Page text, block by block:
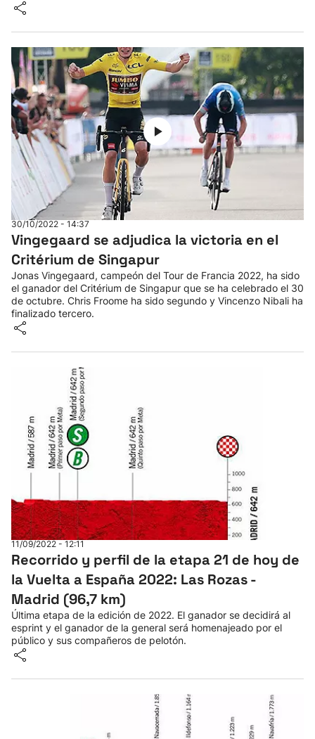
30/10/2022 - 14:37
Vingegaard se adjudica la victoria en el
Critérium de Singapur
Jonas Vingegaard, campeón del Tour de Francia 2022, ha sido
el ganador del Critérium de Singapur que se ha celebrado el 30
de octubre. Chris Froome ha sido segundo y Vincenzo Nibali ha
finalizado tercero.
11/09/2022 - 12:11
Recorrido y perfil de la etapa 21 de hoy de
la Vuelta a España 2022: Las Rozas -
Madrid (96,7 km)
Última etapa de la edición de 2022. El ganador se decidirá al
esprint y el ganador de la general será homenajeado por el
público y sus compañeros de pelotón.